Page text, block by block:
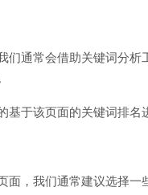
们通常会借助关键词分
基于该页面的关键词排名
面，我们通常建议选择